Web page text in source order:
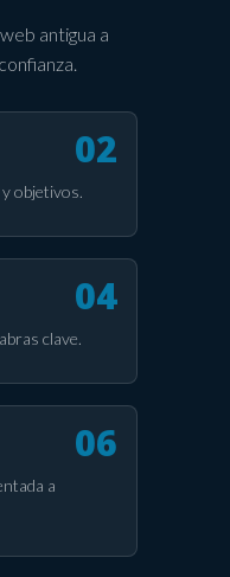
antigua a
objetivos.
clave.
a